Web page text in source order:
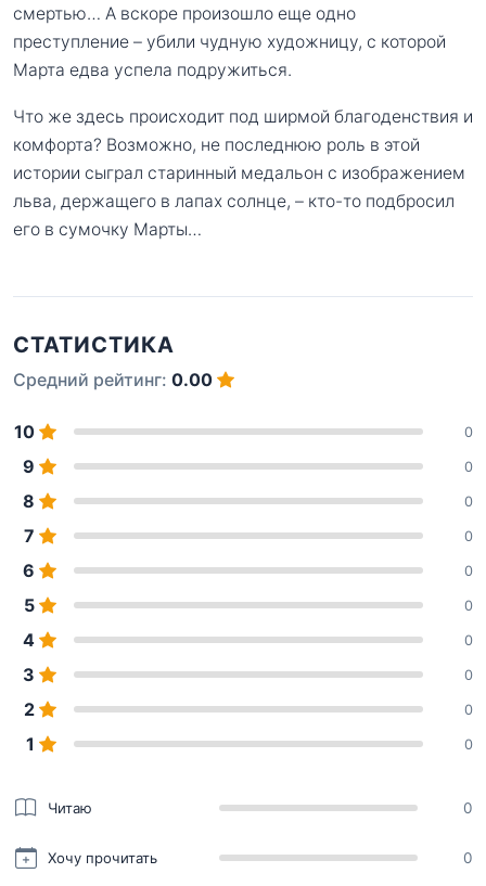
смертью… А вскоре произошло еще одно
преступление – убили чудную художницу, с которой
Марта едва успела подружиться.
Что же здесь происходит под ширмой благоденствия и
комфорта? Возможно, не последнюю роль в этой
истории сыграл старинный медальон с изображением
льва, держащего в лапах солнце, – кто-то подбросил
его в сумочку Марты…
СТАТИСТИКА
Средний рейтинг: 0.00
10 0
9 0
8 0
7 0
6 0
5 0
4 0
3 0
2 0
1 0
Читаю 0
Хочу прочитать 0